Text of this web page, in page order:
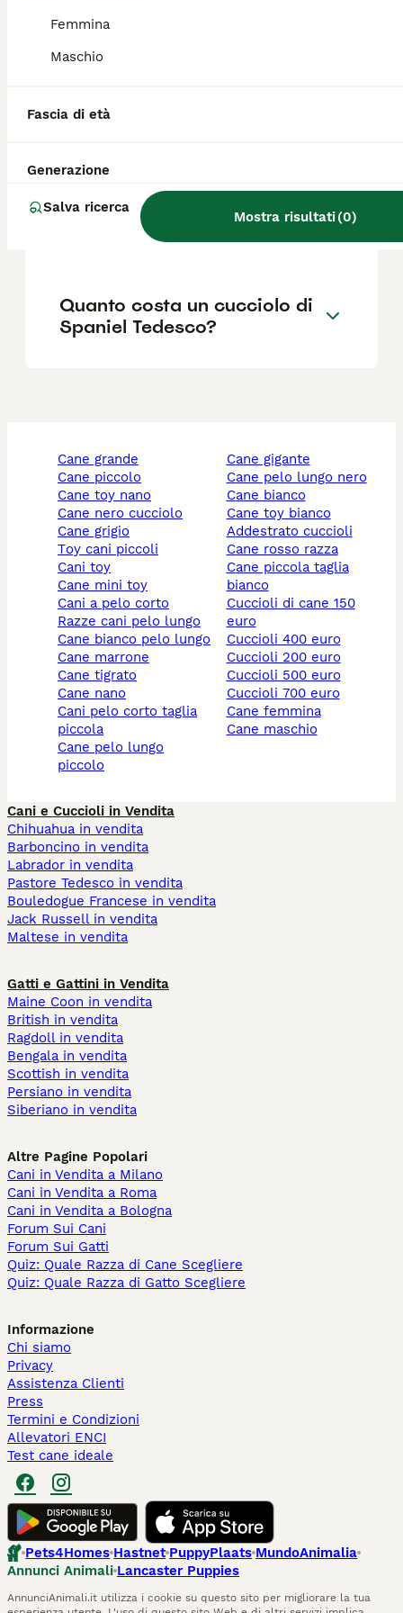
Femmina
Maschio
Fascia di età
Generazione
Salva ricerca
Mostra risultati(0)
all'obbedienza è consigliabile iniziare
cucciolo.
Cosa significa spaniel nei
Quali sono i difetti del cane
Pastore Tedesco?
Quanto costa un cucciolo di
Spaniel Tedesco?
cane grande
cane piccolo
cane toy nano
cane nero cucciolo
cane grigio
toy cani piccoli
cani toy
cane mini toy
cani a pelo corto
razze cani pelo lungo
cane bianco pelo lungo
cane marrone
cane tigrato
cane nano
cani pelo corto taglia
piccola
cane pelo lungo
piccolo
cane gigante
cane pelo lungo nero
cane bianco
cane toy bianco
addestrato cuccioli
cane rosso razza
cane piccola taglia
bianco
cuccioli di cane 150
euro
cuccioli 400 euro
cuccioli 200 euro
cuccioli 500 euro
cuccioli 700 euro
cane femmina
cane maschio
Cani e Cuccioli in Vendita
Chihuahua in vendita
Barboncino in vendita
Labrador in vendita
Pastore Tedesco in vendita
Bouledogue Francese in vendita
Jack Russell in vendita
Maltese in vendita
Gatti e Gattini in Vendita
Maine Coon in vendita
British in vendita
Ragdoll in vendita
Bengala in vendita
Scottish in vendita
Persiano in vendita
Siberiano in vendita
Altre Pagine Popolari
Cani in Vendita a Milano
Cani in Vendita a Roma
Cani in Vendita a Bologna
Forum Sui Cani
Forum Sui Gatti
Quiz: Quale Razza di Cane Scegliere
Quiz: Quale Razza di Gatto Scegliere
Informazione
Chi siamo
Privacy
Assistenza Clienti
Press
Termini e Condizioni
Allevatori ENCI
Test cane ideale
Pets4Homes Hastnet PuppyPlaats MundoAnimalia
Annunci Animali Lancaster Puppies
AnnunciAnimali.it utilizza i cookie su questo sito per migliorare la tua